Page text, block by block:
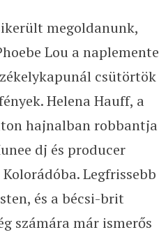
megoldanunk,
Lou a naplemente
csütörtök
Helena Hauff, a
hajnalban robbantja
dj és producer
Legfrissebb
és a bécsi-brit
számára már ismerős